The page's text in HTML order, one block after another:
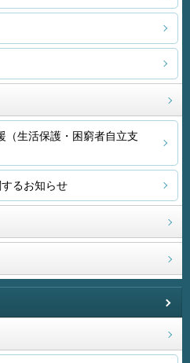
（生活保護・困窮者自立支
するお知らせ